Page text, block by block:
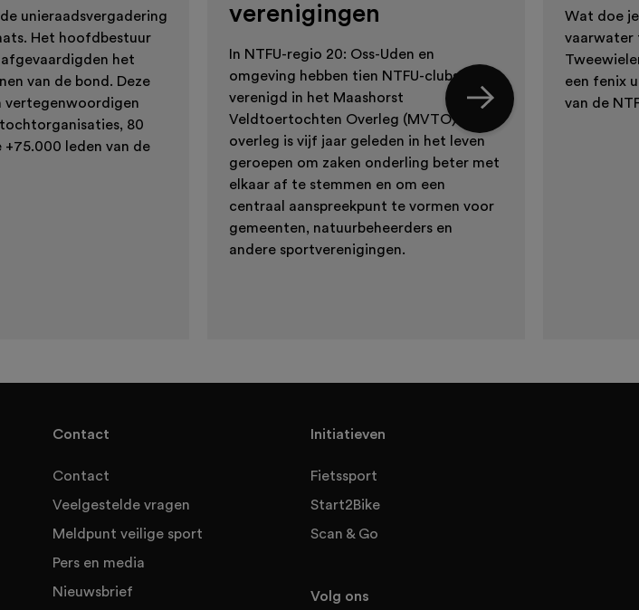
unieraadsvergadering
Het hoofdbestuur
het
van de bond. Deze
vertegenwoordigen
tochtorganisaties, 80
leden van de
verenigingen
In NTFU-regio 20: Oss-Uden en
omgeving hebben tien NTFU-clubs zich
verenigd in het Maashorst
Veldtoertochten Overleg (MVTO). Dit
overleg is vijf jaar geleden in het leven
geroepen om zaken onderling beter met
elkaar af te stemmen en om een
centraal aanspreekpunt te vormen voor
gemeenten, natuurbeheerders en
andere sportverenigingen.
Wat doe
vaarwater
een fenix
van de
Contact
Contact
Veelgestelde vragen
Meldpunt veilige sport
Pers en media
Nieuwsbrief
Initiatieven
Fietssport
Start2Bike
Scan & Go
Volg ons